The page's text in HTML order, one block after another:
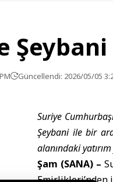
Güncellendi: 2026/05/05
Suriye
Şeybani ile bir
alanındaki
Şam (SANA) –